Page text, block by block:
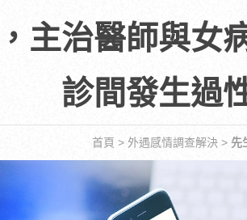
主治醫師與女
診間發生過
首頁 > 外遇感情調查解決> 先